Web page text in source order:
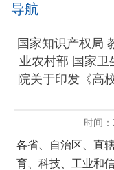
导航
国家知识产权局
业农村部 国家卫
院关于印发《高
时间：
各省、自治区、直
育、科技、工业和